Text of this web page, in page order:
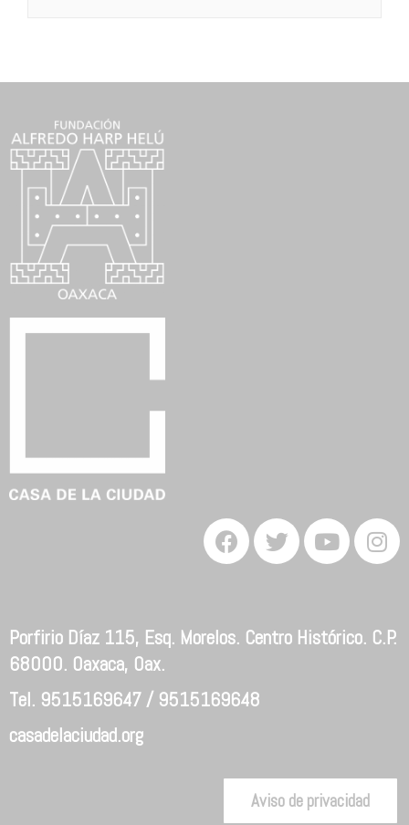
Porfirio Díaz 115, Esq. Morelos. Centro Histórico. C.P.
68000. Oaxaca, Oax.
Tel. 9515169647 / 9515169648
casadelaciudad.org
Aviso de privacidad